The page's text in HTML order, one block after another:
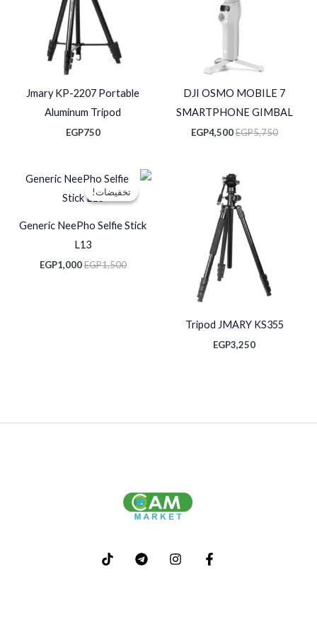
DJI OSMO MOBILE 7
SMARTPHONE GIMBAL
EGP5,750
EGP4,500
Jmary KP-2207 Portable
Aluminum Tripod
EGP750
Tripod JMARY KS355
EGP3,250
تخفيضات!
تخفيضات!
Generic NeePho Selfie Stick
L13
EGP1,500
السعر
الأصلي
هو:
EGP1,000
السعر
الحالي